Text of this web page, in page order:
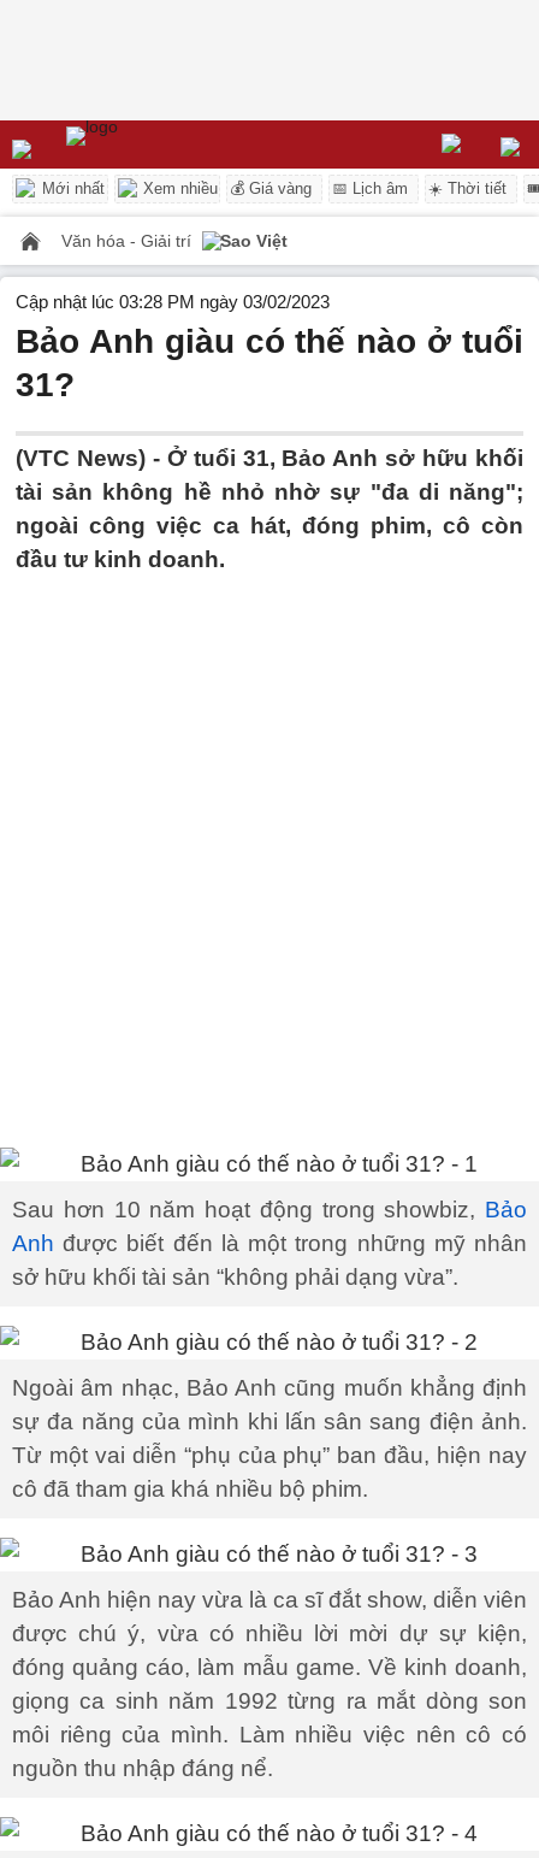
Mới nhất Xem nhiều 💰 Giá vàng 📅 Lịch âm ☀️ Thời tiết
Văn hóa - Giải trí Sao Việt
Cập nhật lúc 03:28 PM ngày 03/02/2023
Bảo Anh giàu có thế nào ở tuổi
31?
(VTC News) - Ở tuổi 31, Bảo Anh sở hữu khối
tài sản không hề nhỏ nhờ sự "đa di năng";
ngoài công việc ca hát, đóng phim, cô còn
đầu tư kinh doanh.
Sau hơn 10 năm hoạt động trong showbiz, Bảo
Anh được biết đến là một trong những mỹ nhân
sở hữu khối tài sản “không phải dạng vừa”.
Ngoài âm nhạc, Bảo Anh cũng muốn khẳng định
sự đa năng của mình khi lấn sân sang điện ảnh.
Từ một vai diễn “phụ của phụ” ban đầu, hiện nay
cô đã tham gia khá nhiều bộ phim.
Bảo Anh hiện nay vừa là ca sĩ đắt show, diễn viên
được chú ý, vừa có nhiều lời mời dự sự kiện,
đóng quảng cáo, làm mẫu game. Về kinh doanh,
giọng ca sinh năm 1992 từng ra mắt dòng son
môi riêng của mình. Làm nhiều việc nên cô có
nguồn thu nhập đáng nể.